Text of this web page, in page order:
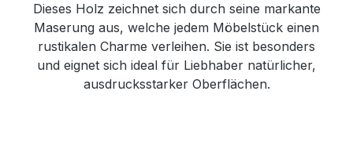
Dieses Holz zeichnet sich durch seine markante
Maserung aus, welche jedem Möbelstück einen
rustikalen Charme verleihen. Sie ist besonders
und eignet sich ideal für Liebhaber natürlicher,
ausdrucksstarker Oberflächen.